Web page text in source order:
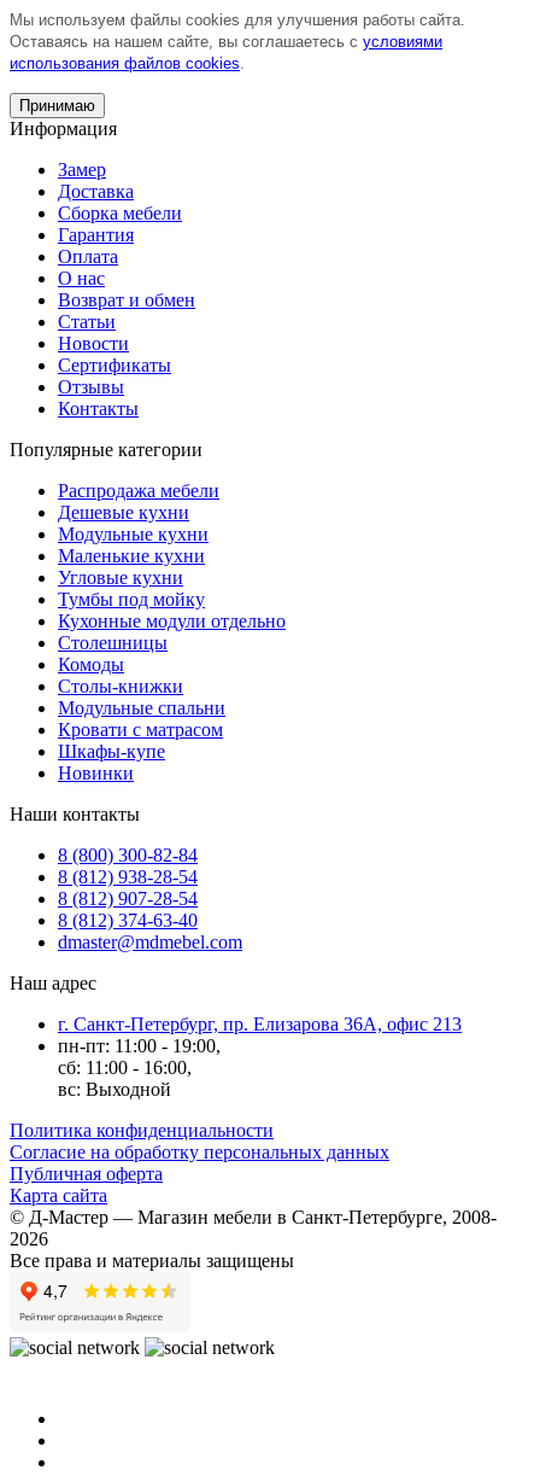
Мы используем файлы cookies для улучшения работы сайта.
Оставаясь на нашем сайте, вы соглашаетесь с условиями
использования файлов cookies
Принимаю
Информация
Замер
Доставка
Сборка мебели
Гарантия
Оплата
О нас
Возврат и обмен
Статьи
Новости
Сертификаты
Отзывы
Контакты
Популярные категории
Распродажа мебели
Дешевые кухни
Модульные кухни
Маленькие кухни
Угловые кухни
Тумбы под мойку
Кухонные модули отдельно
Столешницы
Комоды
Столы-книжки
Модульные спальни
Кровати с матрасом
Шкафы-купе
Новинки
Наши контакты
8 (800) 300-82-84
8 (812) 938-28-54
8 (812) 907-28-54
8 (812) 374-63-40
dmaster@mdmebel.com
Наш адрес
г. Санкт-Петербург, пр. Елизарова 36А, офис 213
пн-пт: 11:00 - 19:00,
сб: 11:00 - 16:00,
вс: Выходной
Политика конфиденциальности
Согласие на обработку персональных данных
Публичная оферта
Карта сайта
© Д-Мастер — Магазин мебели в Санкт-Петербурге, 2008-
2026
Все права и материалы защищены